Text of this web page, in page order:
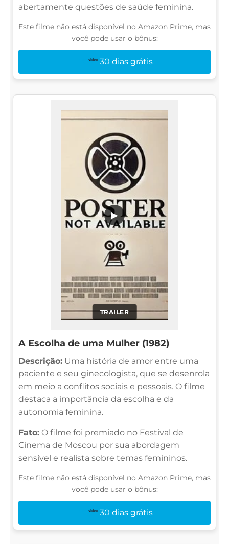
abertamente questões de saúde feminina.
Este filme não está disponível no Amazon Prime, mas
você pode usar o bônus:
30 dias grátis
TRAILER
▶
A Escolha de uma Mulher (1982)
Descrição: Uma história de amor entre uma
paciente e seu ginecologista, que se desenrola
em meio a conflitos sociais e pessoais. O filme
destaca a importância da escolha e da
autonomia feminina.
Fato: O filme foi premiado no Festival de
Cinema de Moscou por sua abordagem
sensível e realista sobre temas femininos.
Este filme não está disponível no Amazon Prime, mas
você pode usar o bônus:
30 dias grátis